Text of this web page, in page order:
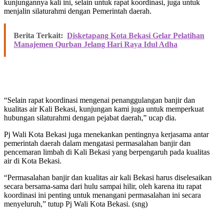
kunjungannya kali ini, selain untuk rapat koordinasi, juga untuk
menjalin silaturahmi dengan Pemerintah daerah.
Berita Terkait: Disketapang Kota Bekasi Gelar Pelatihan
Manajemen Qurban Jelang Hari Raya Idul Adha
“Selain rapat koordinasi mengenai penanggulangan banjir dan
kualitas air Kali Bekasi, kunjungan kami juga untuk memperkuat
hubungan silaturahmi dengan pejabat daerah,” ucap dia.
Pj Wali Kota Bekasi juga menekankan pentingnya kerjasama antar
pemerintah daerah dalam mengatasi permasalahan banjir dan
pencemaran limbah di Kali Bekasi yang berpengaruh pada kualitas
air di Kota Bekasi.
“Permasalahan banjir dan kualitas air kali Bekasi harus diselesaikan
secara bersama-sama dari hulu sampai hilir, oleh karena itu rapat
koordinasi ini penting untuk menangani permasalahan ini secara
menyeluruh,” tutup Pj Wali Kota Bekasi. (sng)